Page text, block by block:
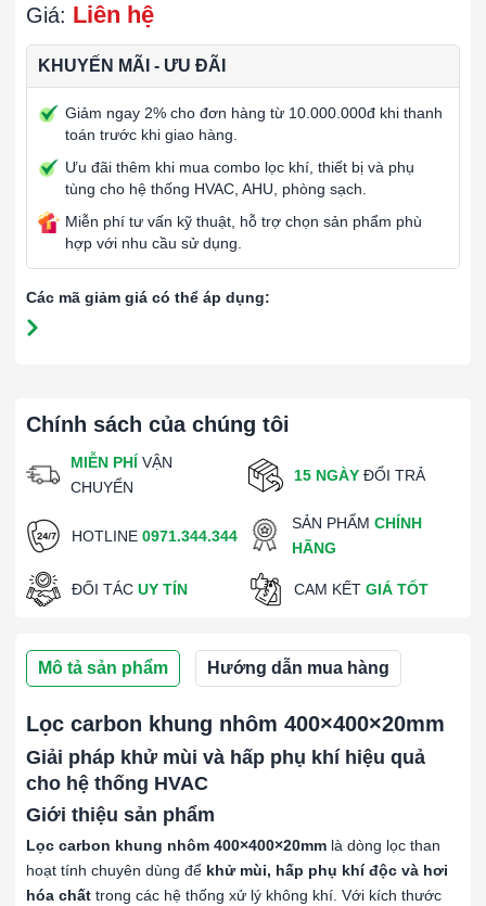
Chính sách của chúng tôi
MIỄN PHÍ VẬN
CHUYỂN
15 NGÀY ĐỔI TRẢ
HOTLINE 0971.344.344
SẢN PHẨMCHÍNH
HÃNG
ĐỐI TÁC UY TÍN CAM KẾT GIÁ TỐT
Mô tả sản phẩm Hướng dẫn mua hàng
Lọc carbon khung nhôm 400×400×20mm
Giải pháp khử mùi và hấp phụ khí hiệu quả
cho hệ thống HVAC
Giới thiệu sản phẩm
Lọc carbon khung nhôm 400×400×20mm là dòng lọc than
hoạt tính chuyên dùng để khử mùi, hấp phụ khí độc và hơi
hóa chất trong các hệ thống xử lý không khí. Với kích thước
Giá: Liên hệ
KHUYẾN MÃI - ƯU ĐÃI
Giảm ngay 2% cho đơn hàng từ 10.000.000đ khi thanh
toán trước khi giao hàng.
Ưu đãi thêm khi mua combo lọc khí, thiết bị và phụ
tùng cho hệ thống HVAC, AHU, phòng sạch.
Miễn phí tư vấn kỹ thuật, hỗ trợ chọn sản phẩm phù
hợp với nhu cầu sử dụng.
Các mã giảm giá có thể áp dụng: